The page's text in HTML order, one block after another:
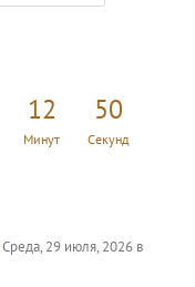
12
Минут
51
Секунд
Среда, 29 июля, 2026 в